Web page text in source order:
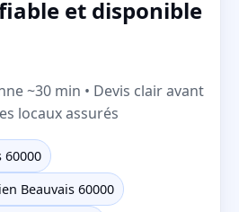
et disponible
~30 min • Devis clair avant
locaux assurés
60000
Beauvais 60000